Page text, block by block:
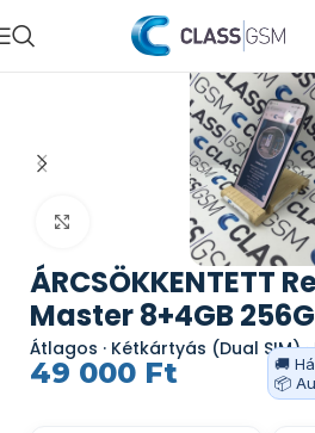
Kattints a nagyításhoz
ÁRCSÖKKENTETT
Master 8+4GB
Átlagos · Kétkártyás (Dual SIM) ·
49 000 Ft
🚚
📦